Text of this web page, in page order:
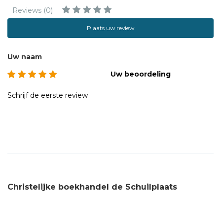
vernieuwingsbeweging binnen de Protestantse kerk in
Confessionele Vereniging en het Confessioneel
Reviews (0)
Plaats uw review
Uw naam
Uw beoordeling
Schrijf de eerste review
Christelijke boekhandel de Schuilplaats